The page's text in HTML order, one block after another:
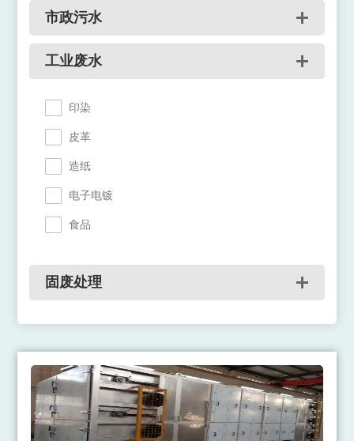
市政污水
工业废水
印染
皮革
造纸
电子电镀
食品
固废处理